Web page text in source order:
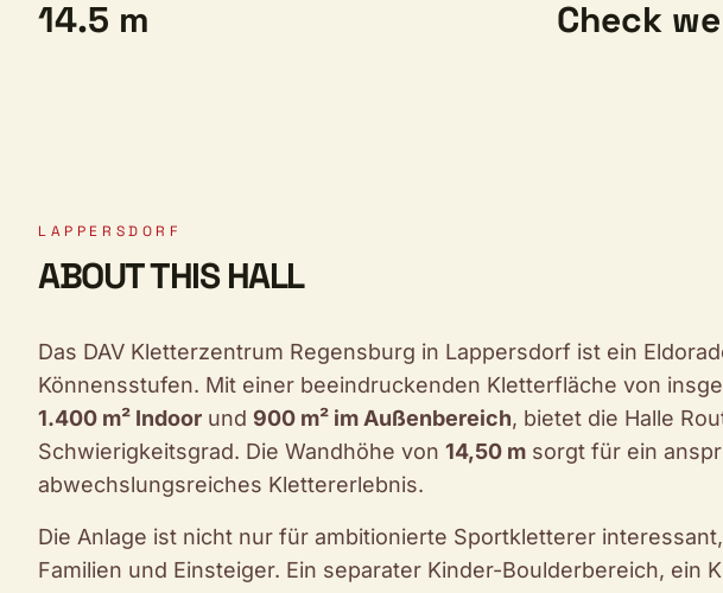
14.5 m Check
LAPPERSDORF
ABOUT THIS HALL
Das DAV Kletterzentrum Regensburg in Lappersdorf ist ein
Könnensstufen. Mit einer beeindruckenden Kletterfläche von
1.400 m² Indoor und 900 m² im Außenbereich, bietet die Halle
Schwierigkeitsgrad. Die Wandhöhe von 14,50 m sorgt für ein
abwechslungsreiches Klettererlebnis.
Die Anlage ist nicht nur für ambitionierte Sportkletterer
Familien und Einsteiger. Ein separater Kinder-Boulderbereich, ein